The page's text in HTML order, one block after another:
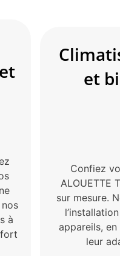
à
et
Confiez
ALOUETTE
sur mesure.
appareils,
leur